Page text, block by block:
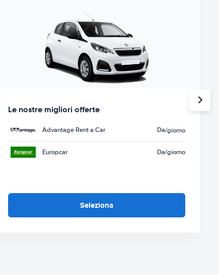
Le nostre migliori offerte
Advantage Rent a Car Da/giorno
Europcar Da/giorno
Seleziona